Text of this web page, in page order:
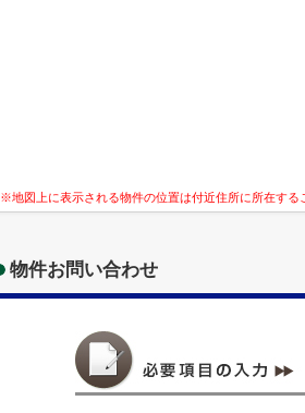
※地図上に表示される物件の位置は付近住所に所在する
物件お問い合わせ